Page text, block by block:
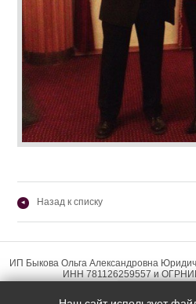
◂ Назад к списку
ИП Быкова Ольга Александровна
ИНН 781126259557 и